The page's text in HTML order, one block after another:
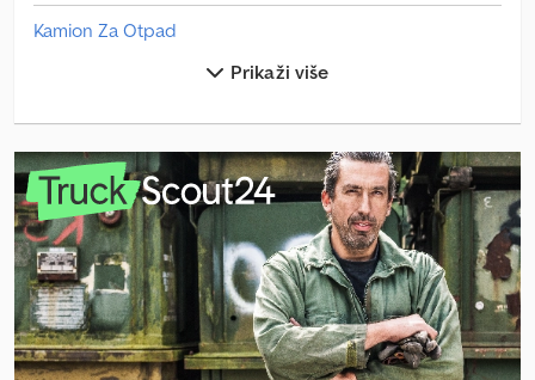
Kamion Za Otpad
Man Autobus
Man L 2000
Manevarsko Vozilo
Mercedes Benz Autobus
Mercedes Benz Minibus
Mercedes Benz Traktori
Prikaži više